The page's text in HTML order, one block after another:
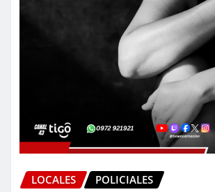
LOCALES POLICIALES